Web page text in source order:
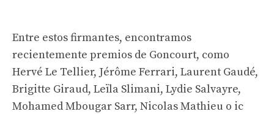
Entre estos firmantes, encontramos
recientemente premios de Goncourt, como
Hervé Le Tellier, Jérôme Ferrari, Laurent Gaudé,
Brigitte Giraud, Leïla Slimani, Lydie Salvayre,
Mohamed Mbougar Sarr, Nicolas Mathieu o ic